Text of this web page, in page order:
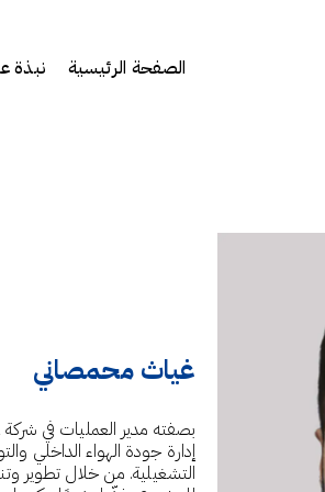
الصفحة الرئيسية نبذة
غياث محمصاني
إدارة جودة الهواء الداخلي
التشغيلية. من خلال تطوير